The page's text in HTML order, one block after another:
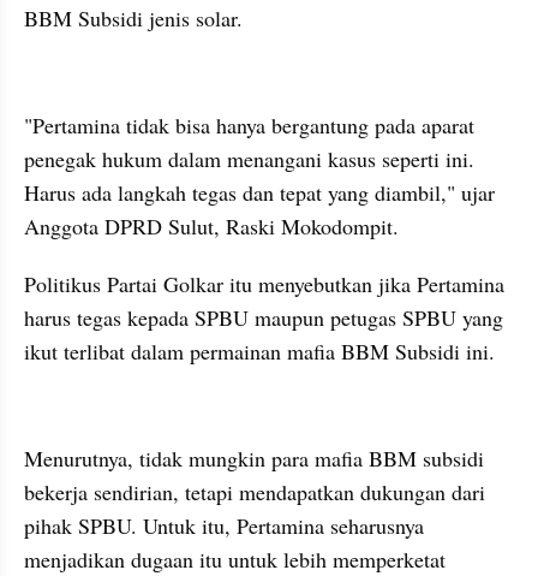
BBM Subsidi jenis solar.
"Pertamina tidak bisa hanya bergantung pada aparat
penegak hukum dalam menangani kasus seperti ini.
Harus ada langkah tegas dan tepat yang diambil," ujar
Anggota DPRD Sulut, Raski Mokodompit.
Politikus Partai Golkar itu menyebutkan jika Pertamina
harus tegas kepada SPBU maupun petugas SPBU yang
ikut terlibat dalam permainan mafia BBM Subsidi ini.
Menurutnya, tidak mungkin para mafia BBM subsidi
bekerja sendirian, tetapi mendapatkan dukungan dari
pihak SPBU. Untuk itu, Pertamina seharusnya
menjadikan dugaan itu untuk lebih memperketat